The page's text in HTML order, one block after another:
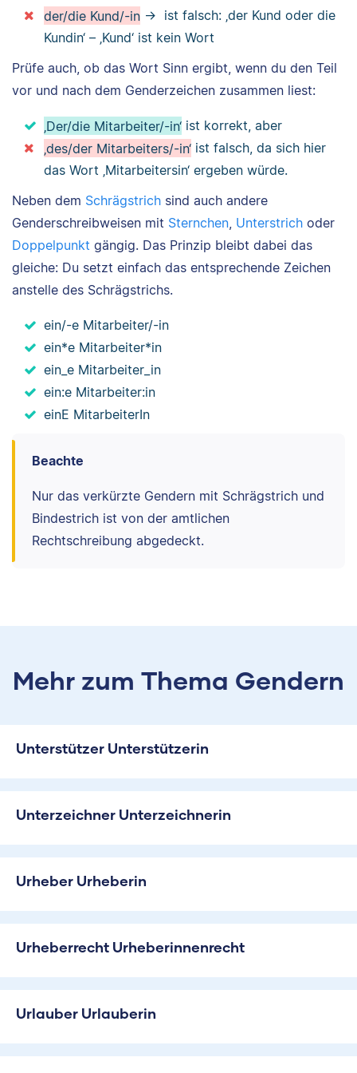
der/die Kund/-in → ist falsch: ‚der Kund oder die
Kundin‘ – ‚Kund‘ ist kein Wort
Prüfe auch, ob das Wort Sinn ergibt, wenn du den Teil
vor und nach dem Genderzeichen zusammen liest:
‚Der/die Mitarbeiter/-in‘ ist korrekt, aber
‚des/der Mitarbeiters/-in‘ ist falsch, da sich hier
das Wort ‚Mitarbeitersin‘ ergeben würde.
Neben dem Schrägstrich sind auch andere
Genderschreibweisen mit Sternchen, Unterstrich oder
Doppelpunkt gängig. Das Prinzip bleibt dabei das
gleiche: Du setzt einfach das entsprechende Zeichen
anstelle des Schrägstrichs.
ein/-e Mitarbeiter/-in
ein*e Mitarbeiter*in
ein_e Mitarbeiter_in
ein:e Mitarbeiter:in
einE MitarbeiterIn
Beachte
Nur das verkürzte Gendern mit Schrägstrich und
Bindestrich ist von der amtlichen
Rechtschreibung abgedeckt.
Mehr zum Thema Gendern
Unterstützer Unterstützerin
Unterzeichner Unterzeichnerin
Urheber Urheberin
Urheberrecht Urheberinnenrecht
Urlauber Urlauberin